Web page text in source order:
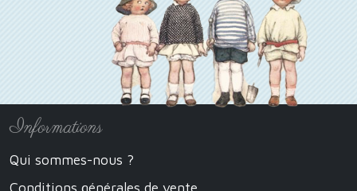
Informations
Qui sommes-nous ?
Conditions générales de vente